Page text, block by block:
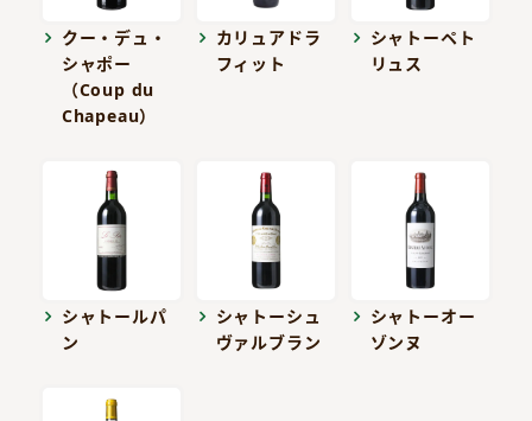
クー・デュ・
シャポー
（Coup du
Chapeau）
カリュアドラ
フィット
シャトーペト
リュス
シャトールパ
ン
シャトーシュ
ヴァルブラン
シャトーオー
ゾンヌ